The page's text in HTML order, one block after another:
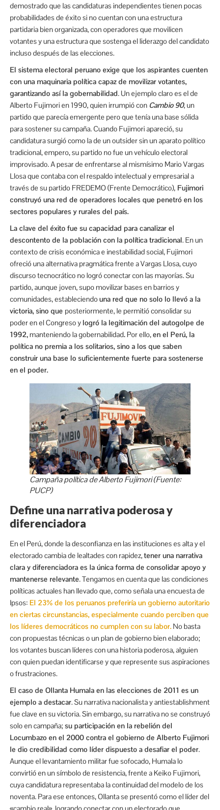
demostrado que las candidaturas independientes tienen pocas
probabilidades de éxito si no cuentan con una estructura
partidaria bien organizada, con operadores que movilicen
votantes y una estructura que sostenga el liderazgo del candidato
incluso después de las elecciones.
El sistema electoral peruano exige que los aspirantes cuenten
con una maquinaria política capaz de movilizar votantes,
garantizando así la gobernabilidad. Un ejemplo claro es el de
Alberto Fujimori en 1990, quien irrumpió con Cambio 90, un
partido que parecía emergente pero que tenía una base sólida
para sostener su campaña. Cuando Fujimori apareció, su
candidatura surgió como la de un outsider sin un aparato político
tradicional, empero, su partido no fue un vehículo electoral
improvisado. A pesar de enfrentarse al mismísimo Mario Vargas
Llosa que contaba con el respaldo intelectual y empresarial a
través de su partido FREDEMO (Frente Democrático), Fujimori
construyó una red de operadores locales que penetró en los
sectores populares y rurales del país.
La clave del éxito fue su capacidad para canalizar el
descontento de la población con la política tradicional. En un
contexto de crisis económica e inestabilidad social, Fujimori
ofreció una alternativa pragmática frente a Vargas Llosa, cuyo
discurso tecnocrático no logró conectar con las mayorías. Su
partido, aunque joven, supo movilizar bases en barrios y
comunidades, estableciendouna red que no solo lo llevó a la
victoria, sino que posteriormente, le permitió consolidar su
poder en el Congreso y logró la legitimación del autogolpe de
1992, manteniendo la gobernabilidad. Por ello,en el Perú, la
política no premia a los solitarios, sino a los que saben
construir una base lo suficientemente fuerte para sostenerse
en el poder.
Campaña política de Alberto Fujimori (Fuente:
PUCP)
Define una narrativa poderosa y
diferenciadora
En el Perú, donde la desconfianza en las instituciones es alta y el
electorado cambia de lealtades con rapidez,tener una narrativa
clara y diferenciadora es la única forma de consolidar apoyo y
mantenerse relevante. Tengamos en cuenta que las condiciones
políticas actuales han llevado que, como señala una encuesta de
Ipsos: El 23% de los peruanos preferiría un gobierno autoritario
en ciertas circunstancias, especialmente cuando perciben que
los líderes democráticos no cumplen con su labor. No basta
con propuestas técnicas o un plan de gobierno bien elaborado;
los votantes buscan líderes con una historia poderosa, alguien
con quien puedan identificarse y que represente sus aspiraciones
o frustraciones.
El caso de Ollanta Humala en las elecciones de 2011 es un
ejemplo a destacar. Su narrativa nacionalista y antiestablishment
fue clave en su victoria. Sin embargo, su narrativa no se construyó
solo en campaña; su participación en la rebelión del
Locumbazo en el 2000 contra el gobierno de Alberto Fujimori
le dio credibilidad como líder dispuesto a desafiar el poder.
Aunque el levantamiento militar fue sofocado, Humala lo
convirtió en un símbolo de resistencia, frente a Keiko Fujimori,
cuya candidatura representaba la continuidad del modelo de los
noventa. Para ese entonces, Ollanta se presentó como el líder del
«cambio real», logrando conectar con un electorado que